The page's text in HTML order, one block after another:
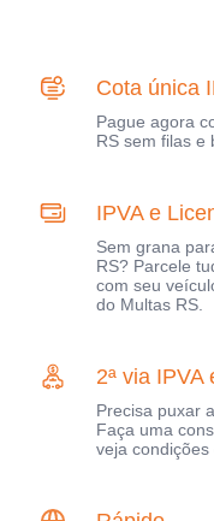
Cota única
Pague agora
RS sem filas e
IPVA e
Sem grana
RS? Parcele
com seu
do Multas RS.
2ª via
Precisa puxar
Faça uma
veja